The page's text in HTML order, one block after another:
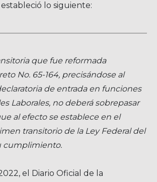
lo siguiente:
que fue reformada
No. 65-164, precisándose al
de entrada en funciones
Laborales, no deberá sobrepasar
al efecto se establece en el
transitorio de la Ley Federal del
cumplimiento.
el Diario Oficial de la